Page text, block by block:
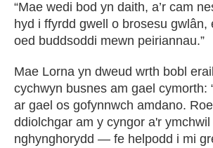
“Mae wedi bod yn daith, a’r cam
hyd i ffyrdd gwell o brosesu gwlân,
oed buddsoddi mewn peiriannau.”
Mae Lorna yn dweud wrth bobl
cychwyn busnes am gael cymorth:
ar gael os gofynnwch amdano.
ddiolchgar am y cyngor a'r
nghynghorydd — fe helpodd i mi